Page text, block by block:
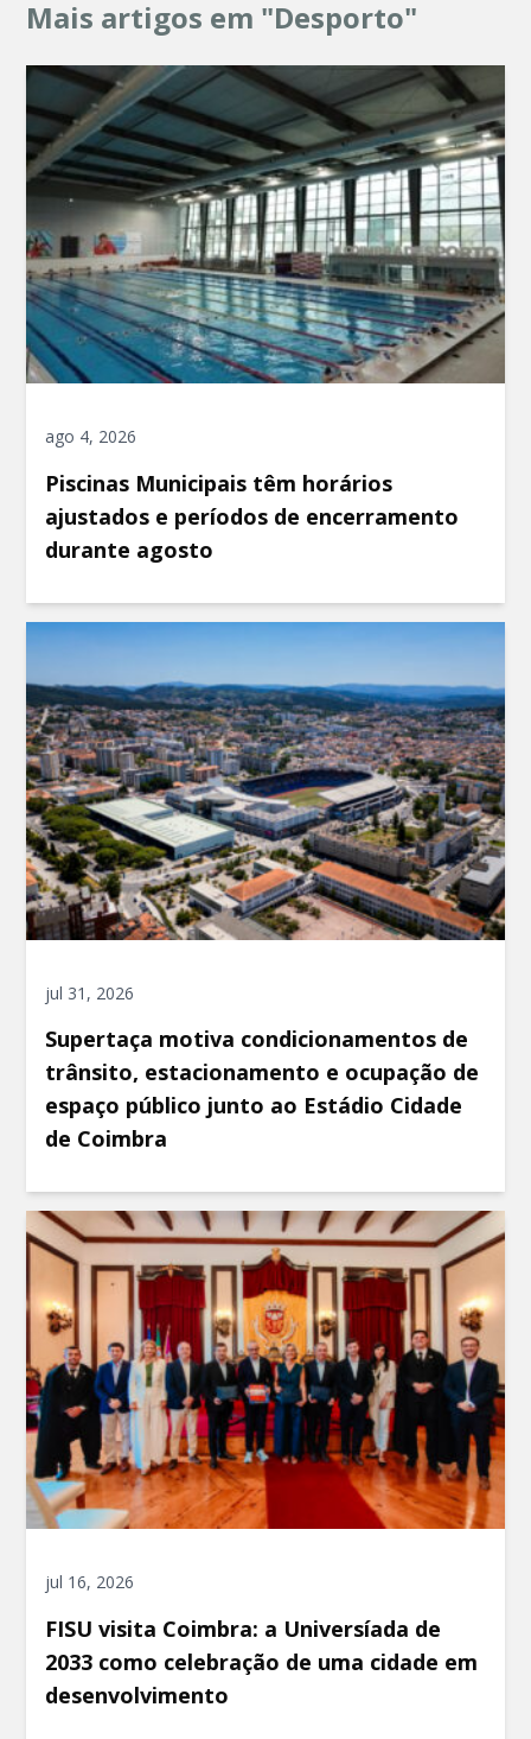
Mais artigos em "Desporto"
ago 4, 2026
Piscinas Municipais têm horários
ajustados e períodos de encerramento
durante agosto
jul 31, 2026
Supertaça motiva condicionamentos de
trânsito, estacionamento e ocupação de
espaço público junto ao Estádio Cidade
de Coimbra
jul 16, 2026
FISU visita Coimbra: a Universíada de
2033 como celebração de uma cidade em
desenvolvimento